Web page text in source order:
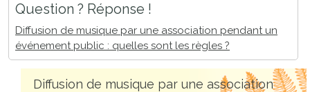
Question ? Réponse !
Diffusion de musique par une association pendant un
événement public : quelles sont les règles ?
Diffusion de musique par une association